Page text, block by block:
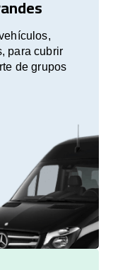
para cubrir
de grupos